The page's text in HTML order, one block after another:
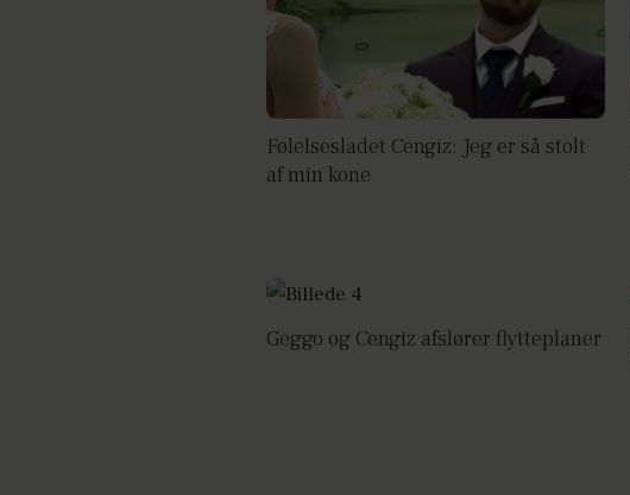
Følelsesladet Cengiz: Jeg er så stolt
af min kone
Geggo og Cengiz afslører flytteplaner